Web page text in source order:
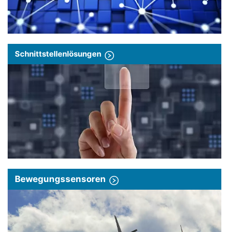
Schnittstellenlösungen
Bewegungssensoren